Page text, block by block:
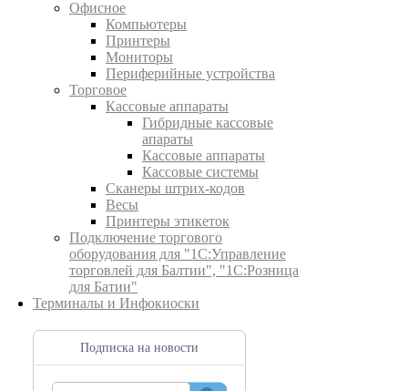
Офисное
Компьютеры
Принтеры
Мониторы
Периферийные устройства
Торговое
Кассовые аппараты
Гибридные кассовые
апараты
Кассовые аппараты
Кассовые системы
Сканеры штрих-кодов
Весы
Принтеры этикеток
Подключение торгового
оборудования для "1С:Управление
торговлей для Балтии", "1С:Розница
для Батии"
Терминалы и Инфокиоски
Подписка на новости